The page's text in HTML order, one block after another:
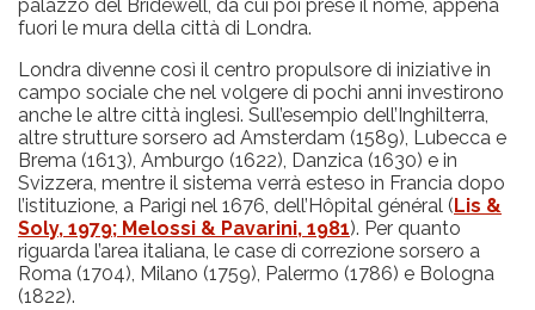
palazzo del Bridewell, da cui poi prese il nome, appena
fuori le mura della città di Londra.
Londra divenne così il centro propulsore di iniziative in
campo sociale che nel volgere di pochi anni investirono
anche le altre città inglesi. Sull’esempio dell’Inghilterra,
altre strutture sorsero ad Amsterdam (1589), Lubecca e
Brema (1613), Amburgo (1622), Danzica (1630) e in
Svizzera, mentre il sistema verrà esteso in Francia dopo
l’istituzione, a Parigi nel 1676, dell’Hôpital général ( Lis &
Soly, 1979; Melossi & Pavarini, 1981). Per quanto
riguarda l’area italiana, le case di correzione sorsero a
Roma (1704), Milano (1759), Palermo (1786) e Bologna
(1822).